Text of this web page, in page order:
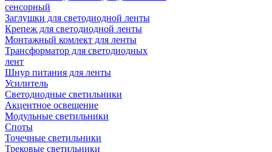
сенсорный
Заглушки для светодиодной ленты
Крепеж для светодиодной ленты
Монтажный комлект для ленты
Трансформатор для светодиодных
лент
Шнур питания для ленты
Усилитель
Светодиодные светильники
Акцентное освещение
Модульные светильники
Споты
Точечные светильники
Трековые светильники